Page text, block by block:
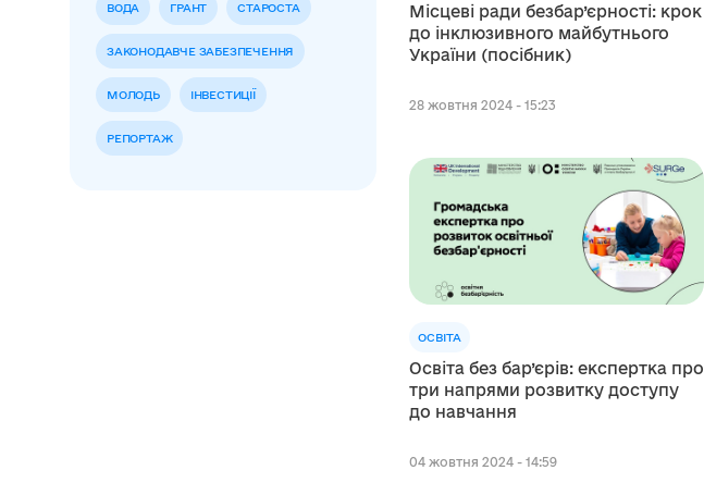
ВОДА ГРАНТ СТАРОСТА
ЗАКОНОДАВЧЕ ЗАБЕЗПЕЧЕННЯ
МОЛОДЬ ІНВЕСТИЦІЇ
РЕПОРТАЖ
Місцеві ради безбар’єрності: крок
до інклюзивного майбутнього
України (посібник)
28 жовтня 2024 - 15:23
ОСВІТА
Освіта без бар’єрів: експертка про
три напрями розвитку доступу
до навчання
04 жовтня 2024 - 14:59